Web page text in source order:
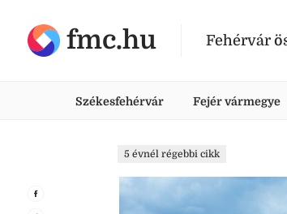
fmc.hu Fehérvár
Székesfehérvár Fejér vármegye
5 évnél régebbi cikk